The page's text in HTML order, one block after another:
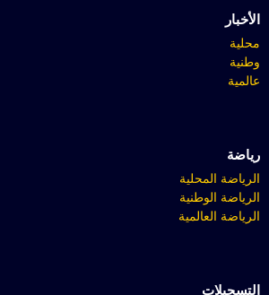
الأخبار
محلية
وطنية
عالمية
رياضة
الرياضة المحلية
الرياضة الوطنية
الرياضة العالمية
التسجيلات